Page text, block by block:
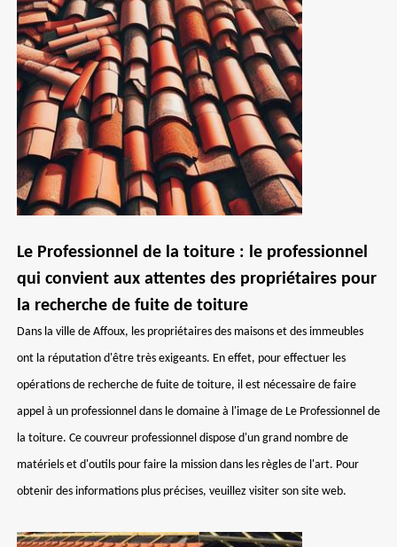
Le Professionnel de la toiture : le professionnel
qui convient aux attentes des propriétaires pour
la recherche de fuite de toiture
Dans la ville de Affoux, les propriétaires des maisons et des immeubles
ont la réputation d'être très exigeants. En effet, pour effectuer les
opérations de recherche de fuite de toiture, il est nécessaire de faire
appel à un professionnel dans le domaine à l'image de Le Professionnel de
la toiture. Ce couvreur professionnel dispose d'un grand nombre de
matériels et d'outils pour faire la mission dans les règles de l'art. Pour
obtenir des informations plus précises, veuillez visiter son site web.